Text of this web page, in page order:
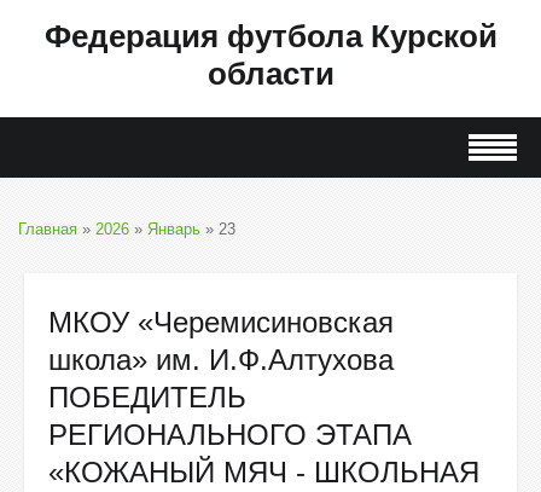
Федерация футбола Курской
области
Главная » 2026 » Январь » 23
МКОУ «Черемисиновская
школа» им. И.Ф.Алтухова
ПОБЕДИТЕЛЬ
РЕГИОНАЛЬНОГО ЭТАПА
«КОЖАНЫЙ МЯЧ - ШКОЛЬНАЯ